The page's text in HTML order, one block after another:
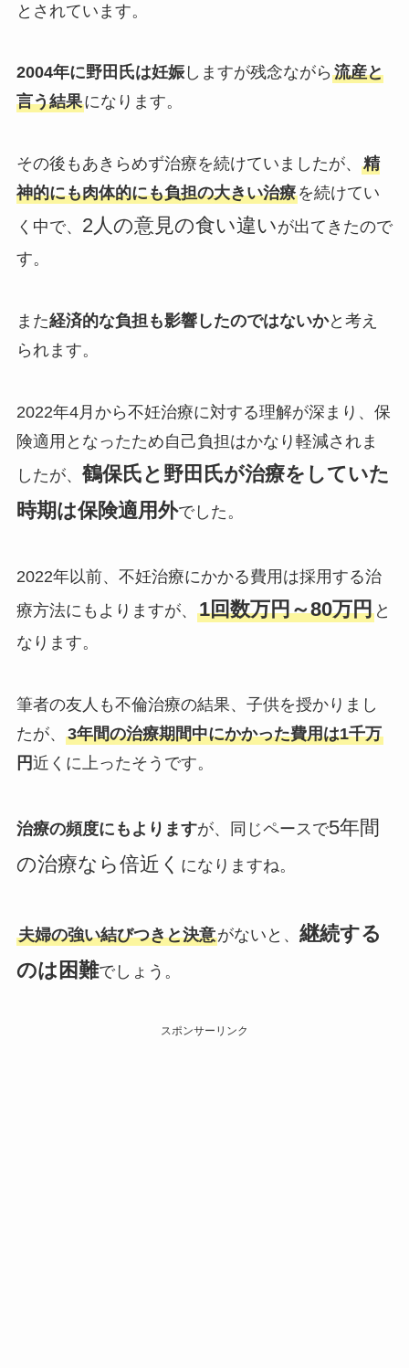
とされています。
2004年に野田氏は妊娠しますが残念ながら 流産と
言う結果になります。
その後もあきらめず治療を続けていましたが、 精
神的にも肉体的にも負担の大きい治療を続けてい
く中で、 2人の意見の食い違いが出てきたので
す。
また経済的な負担も影響したのではないかと考え
られます。
2022年4月から不妊治療に対する理解が深まり、保
険適用となったため自己負担はかなり軽減されま
したが、 鶴保氏と野田氏が治療をしていた
時期は保険適用外でした。
2022年以前、不妊治療にかかる費用は採用する治
療方法にもよりますが、 1回数万円～80万円と
なります。
筆者の友人も不倫治療の結果、子供を授かりまし
たが、 3年間の治療期間中にかかった費用は1千万
円近くに上ったそうです。
治療の頻度にもよりますが、同じペースで5年間
の治療なら倍近く になりますね。
夫婦の強い結びつきと決意がないと、 継続する
のは困難でしょう。
スポンサーリンク